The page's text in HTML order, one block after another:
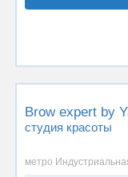
Brow expert by
студия красоты
метро